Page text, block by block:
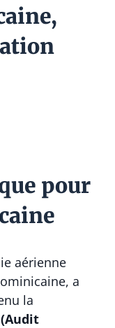
pour
aérienne
a
la
(Audit